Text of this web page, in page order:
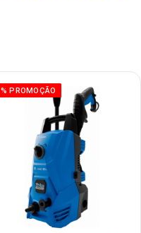
% PROMOÇÃO